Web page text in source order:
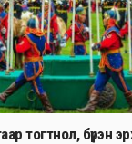
тогтнол, бүрэн